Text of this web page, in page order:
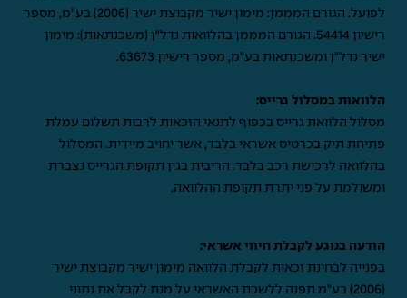
לפועל. הגורם המממן: מימון ישיר מקבוצת ישיר (2006) בע"מ, מספר
רישיון 54414. הגורם המממן בהלוואות נדל"ן (משכנתאות): מימון
ישיר נדל"ן ומשכנתאות בע"מ, מספר רישיון 63673.
הלוואות במסלול גרייס:
מסלול הלוואת גרייס בכפוף לתנאי הזכאות לרבות תשלום עמלת
פתיחת תיק בכרטיס אשראי בלבד, אשר יחויב מיידית. המסלול
בהלוואה לרכישת רכב בלבד. הריבית בגין תקופת הגרייס נצברת
ומשולמת על פני יתרת תקופת ההלוואה.
הודעה בנוגע לקבלת חיווי אשראי:
בפנייה לבחינת זכאות לקבלת הלוואה מימון ישיר מקבוצת ישיר
(2006) בע"מ תפנה ללשכת האשראי על מנת לקבל את נתוני